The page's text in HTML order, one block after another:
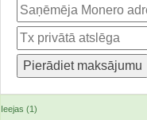
Ieejas (1)